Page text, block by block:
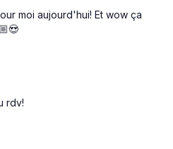
moi aujourd'hui! Et wow ça
rdv!